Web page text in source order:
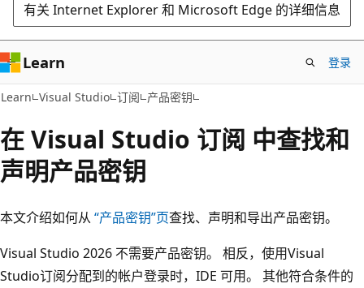
有关 Internet Explorer 和 Microsoft Edge 的详细信息
Learn 登录
Learn Visual Studio 订阅 产品密钥
在 Visual Studio 订阅 中查找和
声明产品密钥
本文介绍如何从 “产品密钥”页查找、声明和导出产品密钥。
Visual Studio 2026 不需要产品密钥。 相反，使用Visual
Studio订阅分配到的帐户登录时，IDE 可用。 其他符合条件的